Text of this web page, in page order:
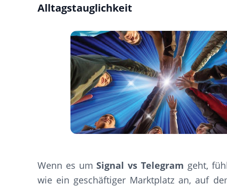
Alltagstauglichkeit
Wenn es umSignal vs Telegram geht,
wie ein geschäftiger Marktplatz an, auf